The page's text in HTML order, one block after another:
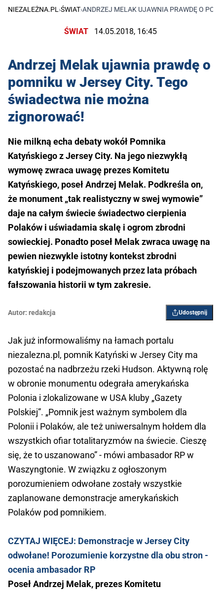
NIEZALEŻNA.PL›ŚWIAT›ANDRZEJ MELAK UJAWNIA PRAWDĘ O
ŚWIAT 14.05.2018, 16:45
Andrzej Melak ujawnia prawdę o
pomniku w Jersey City. Tego
świadectwa nie można
zignorować!
Nie milkną echa debaty wokół Pomnika
Katyńskiego z Jersey City. Na jego niezwykłą
wymowę zwraca uwagę prezes Komitetu
Katyńskiego, poseł Andrzej Melak. Podkreśla on,
że monument „tak realistyczny w swej wymowie”
daje na całym świecie świadectwo cierpienia
Polaków i uświadamia skalę i ogrom zbrodni
sowieckiej. Ponadto poseł Melak zwraca uwagę na
pewien niezwykle istotny kontekst zbrodni
katyńskiej i podejmowanych przez lata próbach
fałszowania historii w tym zakresie.
Autor: redakcja Udostępnij
Jak już informowaliśmy na łamach portalu
niezalezna.pl, pomnik Katyński w Jersey City ma
pozostać na nadbrzeżu rzeki Hudson. Aktywną rolę
w obronie monumentu odegrała amerykańska
Polonia i zlokalizowane w USA kluby „Gazety
Polskiej”. „Pomnik jest ważnym symbolem dla
Polonii i Polaków, ale też uniwersalnym hołdem dla
wszystkich ofiar totalitaryzmów na świecie. Cieszę
się, że to uszanowano” - mówi ambasador RP w
Waszyngtonie. W związku z ogłoszonym
porozumieniem odwołane zostały wszystkie
zaplanowane demonstracje amerykańskich
Polaków pod pomnikiem.
CZYTAJ WIĘCEJ: Demonstracje w Jersey City
odwołane! Porozumienie korzystne dla obu stron -
ocenia ambasador RP
Poseł Andrzej Melak, prezes Komitetu